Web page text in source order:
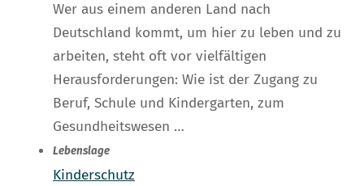
Wer aus einem anderen Land nach
Deutschland kommt, um hier zu leben und zu
arbeiten, steht oft vor vielfältigen
Herausforderungen: Wie ist der Zugang zu
Beruf, Schule und Kindergarten, zum
Gesundheitswesen …
Lebenslage
Kinderschutz